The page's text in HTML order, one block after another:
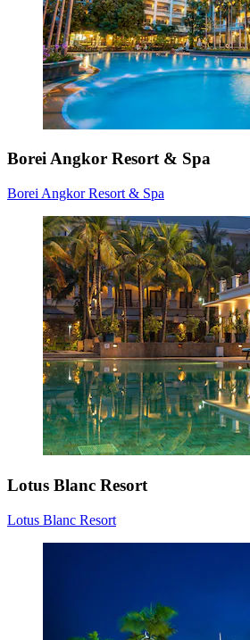
Borei Angkor Resort & Spa
Borei Angkor Resort & Spa
Lotus Blanc Resort
Lotus Blanc Resort